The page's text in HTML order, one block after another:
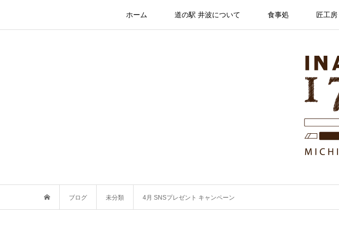
ホーム 道の駅 井波について 食事処 匠工房
ブログ 未分類 4月 SNSプレゼント キャンペーン